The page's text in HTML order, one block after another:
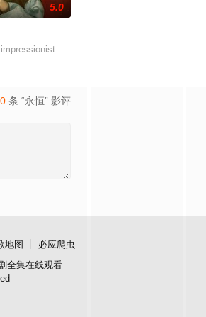
故事由此展开。
劲，致富再出发。虽然父亲曾在家乡遭到爱情事
希望的艾莉（莫妮卡·巴巴罗 饰）或许是这座
5.0
Sam Reinhold makes a pact with
0 条 “永恒” 影评
地图
必应爬虫
全集在线观看